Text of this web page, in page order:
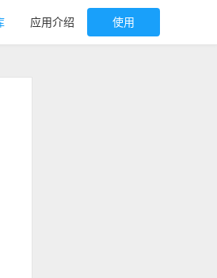
应用介绍 使用